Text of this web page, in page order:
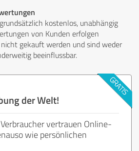
kostenlos, unabhängig
von Kunden erfolgen
gekauft werden und sind weder
beeinflussbar.
der Welt!
vertrauen Online-
wie persönlichen